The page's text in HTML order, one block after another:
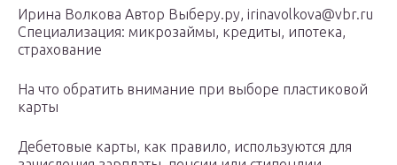
Ирина Волкова Автор Выберу.ру, irinavolkova@vbr.ru
Специализация: микрозаймы, кредиты, ипотека,
страхование
На что обратить внимание при выборе пластиковой
карты
Дебетовые карты, как правило, используются для